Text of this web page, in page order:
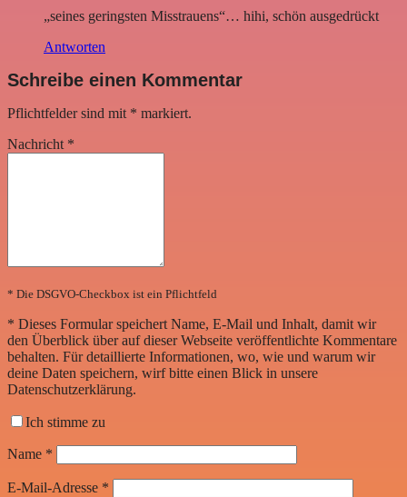
„seines geringsten Misstrauens“… hihi, schön ausgedrückt
Antworten
Schreibe einen Kommentar
Pflichtfelder sind mit * markiert.
Nachricht *
* Die DSGVO-Checkbox ist ein Pflichtfeld
* Dieses Formular speichert Name, E-Mail und Inhalt, damit wir
den Überblick über auf dieser Webseite veröffentlichte Kommentare
behalten. Für detaillierte Informationen, wo, wie und warum wir
deine Daten speichern, wirf bitte einen Blick in unsere
Datenschutzerklärung.
Ich stimme zu
Name *
E-Mail-Adresse *